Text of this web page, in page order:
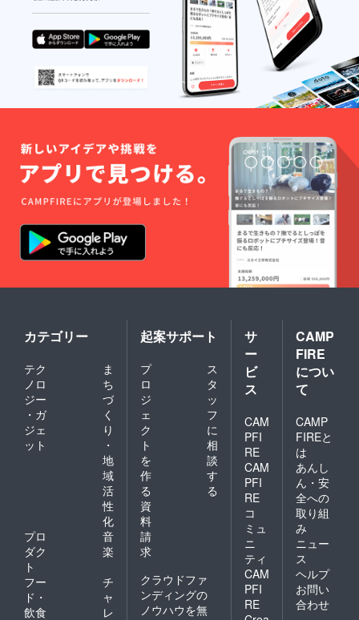
示は最
大2年間
を予定
してい
ます。 -
リリー
スパー
ティー
につい
予定日:
2023年
4月頃開
催予定
場所:東
京都渋
谷区付
近を予
定して
す。
カテゴリー
テク
ノロ
ジー
・ガ
ジェ
ット
ま
ち
づ
く
り
・
地
域
活
性
化
プロ
ダク
ト
音
楽
フー
ド・
飲食
チ
ャ
レ
起案サポート
プ
ロ
ジ
ェ
ク
ト
を
作
る
ス
タ
ッ
フ
に
相
談
す
る
資
料
請
求
クラウドファ
ンディングの
ノウハウを無
サ
ー
ビ
ス
CAM
PFI
RE
CAM
PFI
RE
コ
ミュ
ニ
ティ
CAM
PFI
RE
CAMP
FIRE
につい
て
CAMP
FIREと
は
あんし
ん・安
全への
取り組
み
ニュー
ス
ヘルプ
お問い
合わせ